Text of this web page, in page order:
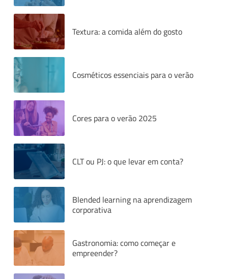
Textura: a comida além do gosto
Cosméticos essenciais para o verão
Cores para o verão 2025
CLT ou PJ: o que levar em conta?
Blended learning na aprendizagem
corporativa
Gastronomia: como começar e
empreender?